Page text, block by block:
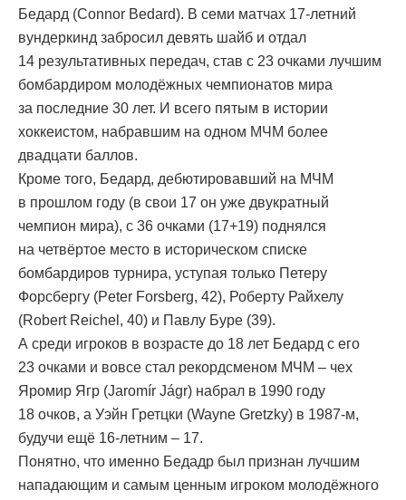
Бедард (Connor Bedard). В семи матчах 17-летний
вундеркинд забросил девять шайб и отдал
14 результативных передач, став с 23 очками лучшим
бомбардиром молодёжных чемпионатов мира
за последние 30 лет. И всего пятым в истории
хоккеистом, набравшим на одном МЧМ более
двадцати баллов.
Кроме того, Бедард, дебютировавший на МЧМ
в прошлом году (в свои 17 он уже двукратный
чемпион мира), с 36 очками (17+19) поднялся
на четвёртое место в историческом списке
бомбардиров турнира, уступая только Петеру
Форсбергу (Peter Forsberg, 42), Роберту Райхелу
(Robert Reichel, 40) и Павлу Буре (39).
А среди игроков в возрасте до 18 лет Бедард с его
23 очками и вовсе стал рекордсменом МЧМ – чех
Яромир Ягр (Jaromír Jágr) набрал в 1990 году
18 очков, а Уэйн Гретцки (Wayne Gretzky) в 1987-м,
будучи ещё 16-летним – 17.
Понятно, что именно Бедадр был признан лучшим
нападающим и самым ценным игроком молодёжного